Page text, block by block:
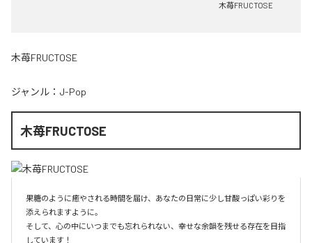
木苺FRUCTOSE
木苺FRUCTOSE
ジャンル： J-Pop
木苺FRUCTOSE
果糖のように癒やされる時間を届け、あなたの日常に少し甘酸っぱい彩りを
添えられますように。
そして、心の中にいつまでも忘れられない、幸せな余韻を残せる存在を目指
しています！